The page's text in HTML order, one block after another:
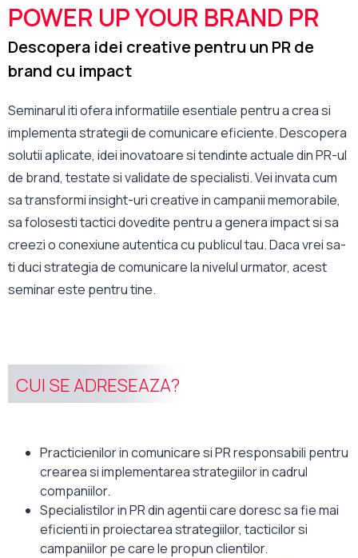
POWER UP YOUR BRAND PR
Descopera idei creative pentru un PR de
brand cu impact
Seminarul iti ofera informatiile esentiale pentru a crea si
implementa strategii de comunicare eficiente. Descopera
solutii aplicate, idei inovatoare si tendinte actuale din PR-ul
de brand, testate si validate de specialisti. Vei invata cum
sa transformi insight-uri creative in campanii memorabile,
sa folosesti tactici dovedite pentru a genera impact si sa
creezi o conexiune autentica cu publicul tau. Daca vrei sa-
ti duci strategia de comunicare la nivelul urmator, acest
seminar este pentru tine.
CUI SE ADRESEAZA?
Practicienilor in comunicare si PR responsabili pentru
crearea si implementarea strategiilor in cadrul
companiilor.
Specialistilor in PR din agentii care doresc sa fie mai
eficienti in proiectarea strategiilor, tacticilor si
campaniilor pe care le propun clientilor.